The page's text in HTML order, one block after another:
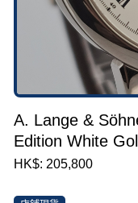
A. Lange &
Edition White
HK$: 205,800